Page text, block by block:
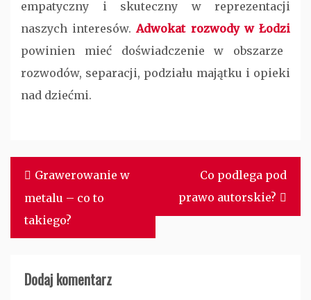
empatyczny i skuteczny w reprezentacji
naszych interesów.Adwokat rozwody w Łodzi
powinien mieć doświadczenie w obszarze
rozwodów, separacji, podziału majątku i opieki
nad dziećmi.
Nawigacja
wpisu
Grawerowanie w
metalu – co to
takiego?
Co podlega pod
prawo autorskie?
Dodaj komentarz